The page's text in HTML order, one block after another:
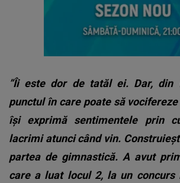
”Îi este dor de tatăl ei. Dar, din
punctul în care poate să
își exprimă sentimentele prin
lacrimi atunci când vin.
partea de gimnastică. A avut
care a luat locul 2, la un concurs